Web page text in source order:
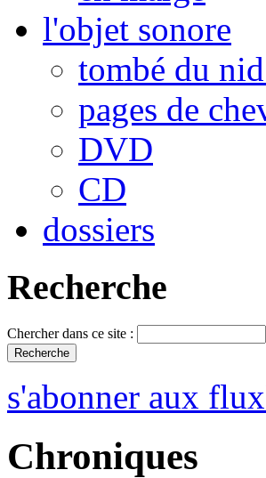
l'objet sonore
tombé du
pages de
DVD
CD
dossiers
Recherche
Chercher dans ce site :
s'abonner aux
Chroniques